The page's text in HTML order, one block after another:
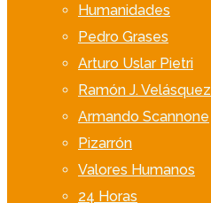
Humanidades
Pedro Grases
Arturo Uslar Pietri
Ramón J. Velásquez
Armando Scannone
Pizarrón
Valores Humanos
24 Horas